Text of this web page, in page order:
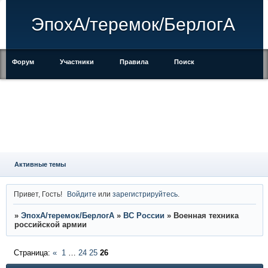
ЭпохА/теремок/БерлогА
Форум Участники Правила Поиск
Активные темы
Привет, Гость! Войдите илизарегистрируйтесь
» ЭпохА/теремок/БерлогА » ВС России » Военная техника
российской армии
Страница: « 1 … 24 25 26